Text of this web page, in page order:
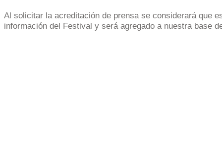
Al solicitar la acreditación de prensa se considerará que
información del Festival y será agregado a nuestra base